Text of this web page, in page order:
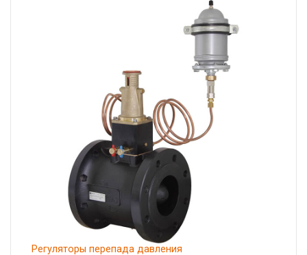
Регуляторы перепада давления